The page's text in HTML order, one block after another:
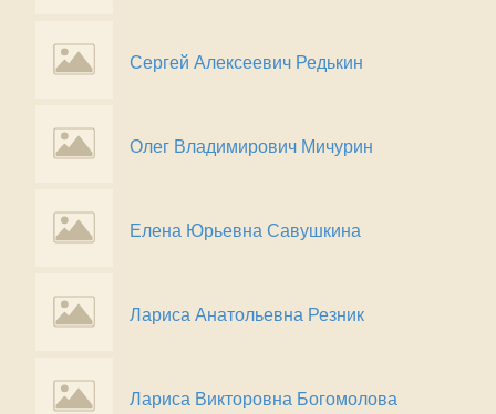
Сергей Алексеевич Редькин
Олег Владимирович Мичурин
Елена Юрьевна Cавушкина
Лариса Анатольевна Резник
Лариса Викторовна Богомолова